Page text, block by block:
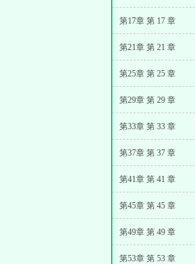
第17章 第 17 章
第21章 第 21 章
第25章 第 25 章
第29章 第 29 章
第33章 第 33 章
第37章 第 37 章
第41章 第 41 章
第45章 第 45 章
第49章 第 49 章
第53章 第 53 章